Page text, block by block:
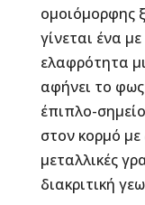
ομοιόμορφης
γίνεται ένα
ελαφρότητα
αφήνει το
έπιπλο-
στον κορμό
μεταλλικές
διακριτική